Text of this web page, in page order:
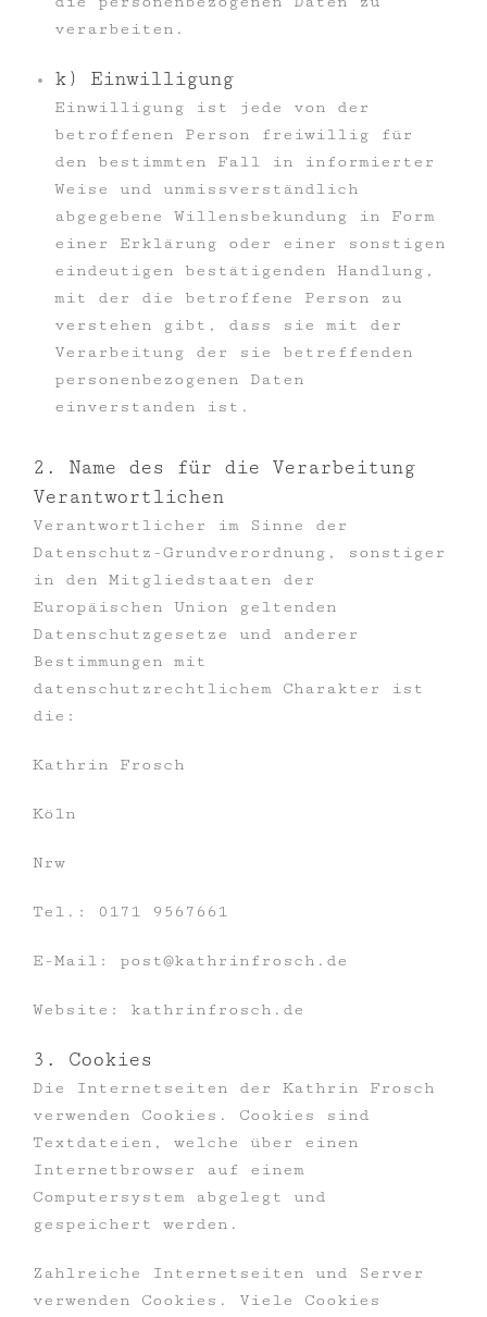
verarbeiten.
k) Einwilligung
Einwilligung ist jede von der
betroffenen Person freiwillig für
den bestimmten Fall in informierter
Weise und unmissverständlich
abgegebene Willensbekundung in Form
einer Erklärung oder einer sonstigen
eindeutigen bestätigenden Handlung,
mit der die betroffene Person zu
verstehen gibt, dass sie mit der
Verarbeitung der sie betreffenden
personenbezogenen Daten
einverstanden ist.
2. Name des für die Verarbeitung
Verantwortlichen
Verantwortlicher im Sinne der
Datenschutz-Grundverordnung, sonstiger
in den Mitgliedstaaten der
Europäischen Union geltenden
Datenschutzgesetze und anderer
Bestimmungen mit
datenschutzrechtlichem Charakter ist
die:
Kathrin Frosch
Köln
Nrw
Tel.: 0171 9567661
E-Mail: post@kathrinfrosch.de
Website: kathrinfrosch.de
3. Cookies
Die Internetseiten der Kathrin Frosch
verwenden Cookies. Cookies sind
Textdateien, welche über einen
Internetbrowser auf einem
Computersystem abgelegt und
gespeichert werden.
Zahlreiche Internetseiten und Server
verwenden Cookies. Viele Cookies